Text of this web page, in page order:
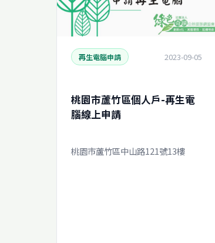
再生電腦申請 2023-09-05
桃園市蘆竹區個人戶-再生電
腦線上申請
桃園市蘆竹區中山路121號13樓